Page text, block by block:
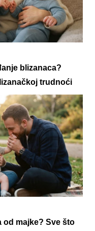
blizanaca?
trudnoći
od majke? Sve što